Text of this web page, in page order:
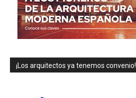
¡Los arquitectos ya tenemos convenio!